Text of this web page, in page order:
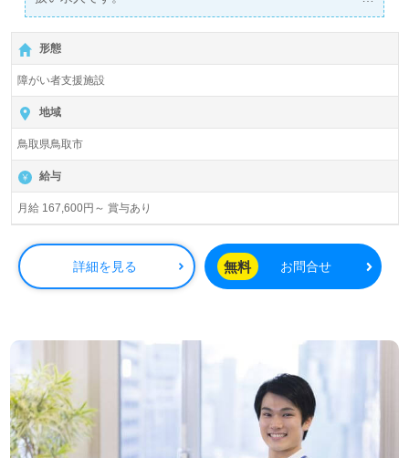
詳細に関してお気軽にご相談ください♪
【無料】で皆さんの転職活動をサポートいたします。
形態
障がい者支援施設
地域
鳥取県鳥取市
給与
月給 167,600円～ 賞与あり
詳細を見る 無料 お問合せ